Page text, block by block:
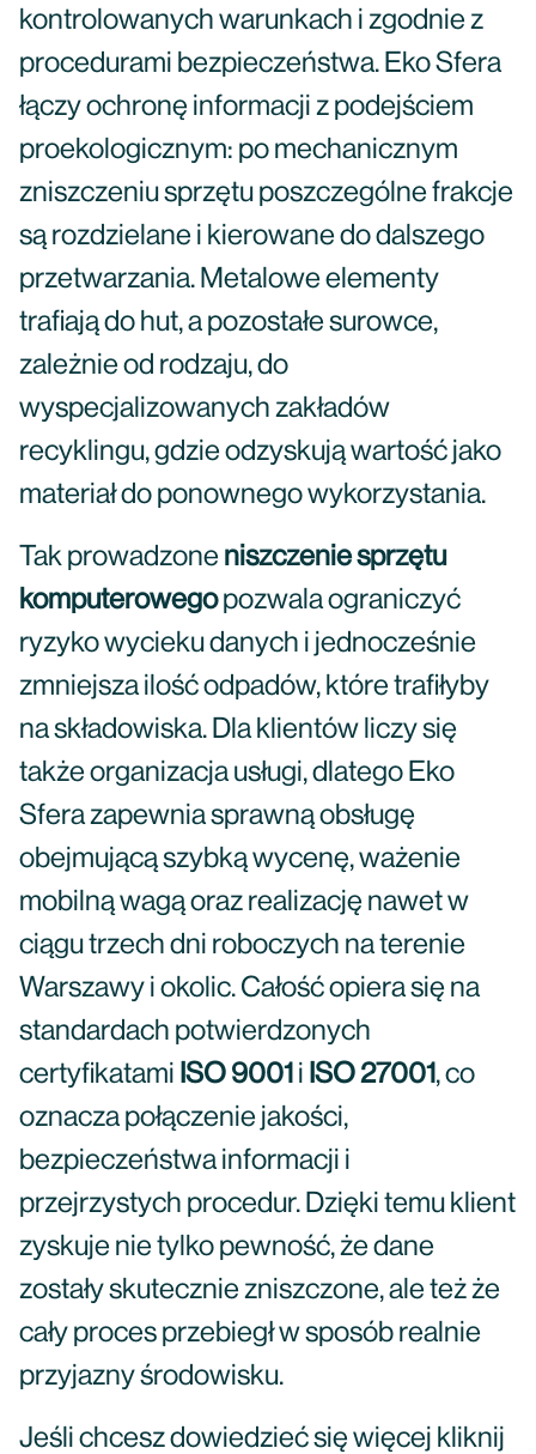
kontrolowanych warunkach i zgodnie z
procedurami bezpieczeństwa. Eko Sfera
łączy ochronę informacji z podejściem
proekologicznym: po mechanicznym
zniszczeniu sprzętu poszczególne frakcje
są rozdzielane i kierowane do dalszego
przetwarzania. Metalowe elementy
trafiają do hut, a pozostałe surowce,
zależnie od rodzaju, do
wyspecjalizowanych zakładów
recyklingu, gdzie odzyskują wartość jako
materiał do ponownego wykorzystania.
Tak prowadzone niszczenie sprzętu
komputerowegopozwala ograniczyć
ryzyko wycieku danych i jednocześnie
zmniejsza ilość odpadów, które trafiłyby
na składowiska. Dla klientów liczy się
także organizacja usługi, dlatego Eko
Sfera zapewnia sprawną obsługę
obejmującą szybką wycenę, ważenie
mobilną wagą oraz realizację nawet w
ciągu trzech dni roboczych na terenie
Warszawy i okolic. Całość opiera się na
standardach potwierdzonych
certyfikatami ISO 9001 i ISO 27001, co
oznacza połączenie jakości,
bezpieczeństwa informacji i
przejrzystych procedur. Dzięki temu klient
zyskuje nie tylko pewność, że dane
zostały skutecznie zniszczone, ale też że
cały proces przebiegł w sposób realnie
przyjazny środowisku.
Jeśli chcesz dowiedzieć się więcej kliknij